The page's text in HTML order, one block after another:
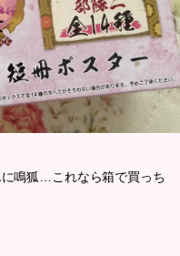
鳴狐…これなら箱で買っち